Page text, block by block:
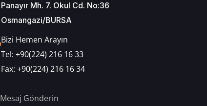
Panayır Mh. 7. Okul Cd. No:36
Osmangazi/BURSA
Bizi Hemen Arayın
Tel: +90(224) 216 16 33
Fax: +90(224) 216 16 34
Mesaj Gönderin